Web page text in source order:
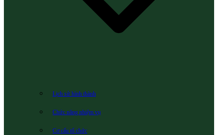
Lịch sử hình thành
Chức năng nhiệm vụ
Cơ cấu tổ chức